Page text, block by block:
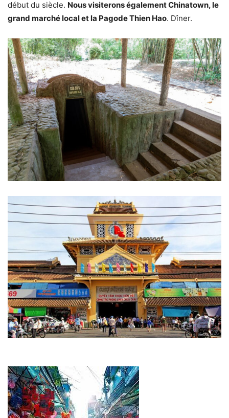
début du siècle. Nous visiterons également Chinatown, le
grand marché local et la Pagode Thien Hao. Dîner.